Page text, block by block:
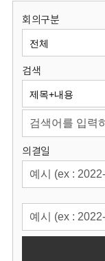
회의구분
검색
의결일